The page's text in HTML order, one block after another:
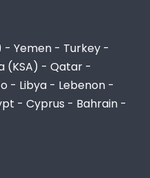
- Yemen - Turkey -
(KSA) - Qatar -
- Libya - Lebenon -
- Cyprus - Bahrain -